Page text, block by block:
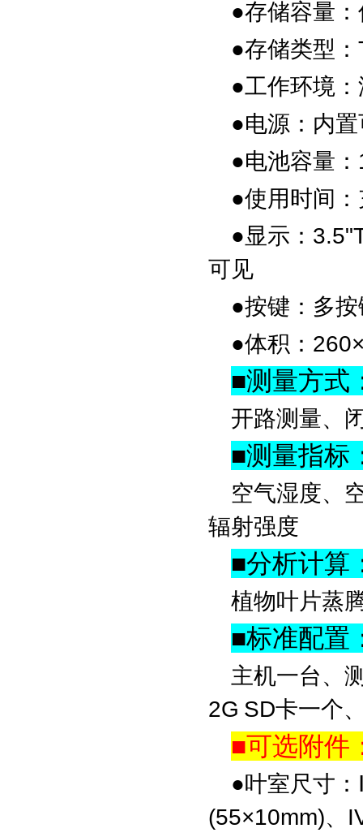
●存储容量：
●存储类型：
●工作环境：
●电源： 内
●电池容量：
●使用时间：
●显示：
可见
●按键： 多
●体积：
■测量方式
开路测量、
■测量指标
空气湿度、
辐射强度
■分析计算
植物叶片蒸
■标准配置
主机一台、
2G SD卡一个
■可选附件
●叶室尺寸：
(55×10mm)、